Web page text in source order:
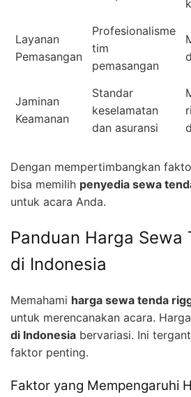
Layanan
Pemasangan
Profesionalisme
tim
pemasangan
Jaminan
Keamanan
Standar
keselamatan
dan asuransi
Dengan mempertimbangkan
bisa memilih penyedia sewa
untuk acara Anda.
Panduan Harga Sewa
di Indonesia
Memahami harga sewa tenda
untuk merencanakan acara.
di Indonesia bervariasi. Ini
faktor penting.
Faktor yang Mempengaruhi